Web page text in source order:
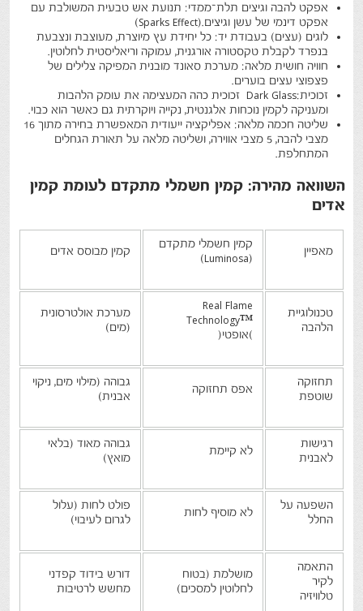
אפקט להבה וגיצים תלת־ממדי: תנועת אש טבעית המשולבת עם
אפקט דינמי של עשן וגיצים(Sparks Effect).
לוגים (עצים) בעבודת יד: כל יחידת עץ מיוצרת, מעוצבת ונצבעת
בנפרד לקבלת טקסטורה אורגנית, עמוקה וריאליסטית לחלוטין.
חוויה חושית מלאה: מערכת סאונד מובנית המפיקה צלילים של
פצפוצי עצים בוערים.
זכוכיתDark Glass: זכוכית כהה המעצימה את עומק הלהבות
ומעניקה לקמין נוכחות אלגנטית, נקייה ויוקרתית גם כאשר הוא כבוי.
שליטה חכמה מלאה:
אפליקציה ייעודית המאפשרת בחירה מתוך 16
מצבי להבה, 5 מצבי אווירה, ושליטה מלאה על תאורת הגחלים
המתחלפת.
השוואה מהירה: קמין חשמלי מתקדם לעומת קמין
אדים
מאפיין
קמין חשמלי מתקדם
(Luminosa)
קמין מבוסס אדים
טכנולוגיית
הלהבה
Real Flame
Technology™
(אופטי)
מערכת אולטרסונית
(מים)
תחזוקה
שוטפת
אפס תחזוקה
גבוהה (מילוי מים, ניקוי
אבנית)
רגישות
לאבנית
לא קיימת
גבוהה מאוד (בלאי
מואץ)
השפעה על
החלל
לא מוסיף לחות
פולט לחות (עלול
לגרום לעיבוי)
התאמה
לקיר
טלוויזיה
מושלמת (בטוח
לחלוטין למסכים)
דורש בידוד קפדני
מחשש לרטיבות